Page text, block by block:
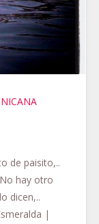
de paisito,..
hay otro
dicen,..
|